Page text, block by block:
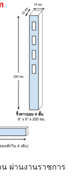
ผ่านงานราชการ